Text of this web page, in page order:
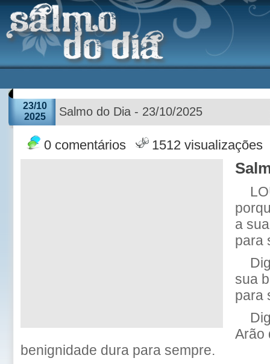
23/10
2025
Salmo do Dia - 23/10/2025
0 comentários 1512 visualizações
a
para
sua
para
Arão
benignidade dura para sempre.